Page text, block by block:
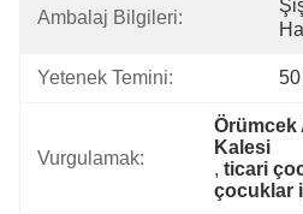
Ambalaj Bilgileri:
Yetenek Temini:
Vurgulamak:
Örümcek
Kalesi
, ticari
çocuklar